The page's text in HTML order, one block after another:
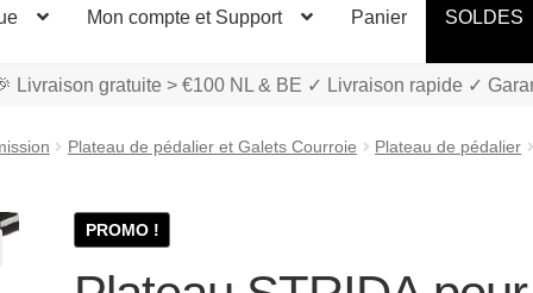
Mon compte et Support Panier SOLDES
Livraison gratuite > €100 NL & BE ✓ Livraison rapide ✓
Plateau de pédalier et Galets Courroie
Plateau de pédalier
PROMO !